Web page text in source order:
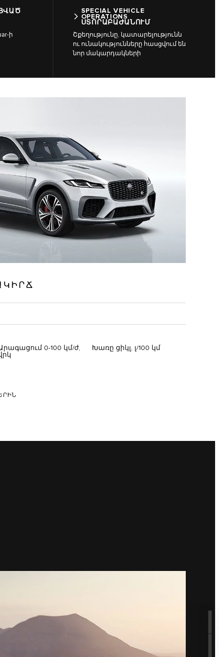
ի
SPECIAL VEHICLE
OPERATIONS
ՍՏՈՐԱԲԱԺԱՆՈՒՄ
Շքեղությունը, կատարելությունն
ու ունակությունները հասցվում են
նոր մակարդակների
0-100 կմ/ժ,
Խառը ցիկլ, լ/100 կմ